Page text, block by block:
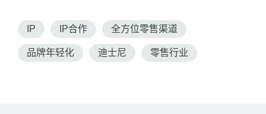
IP IP合作 全方位零售渠道
品牌年轻化 迪士尼 零售行业